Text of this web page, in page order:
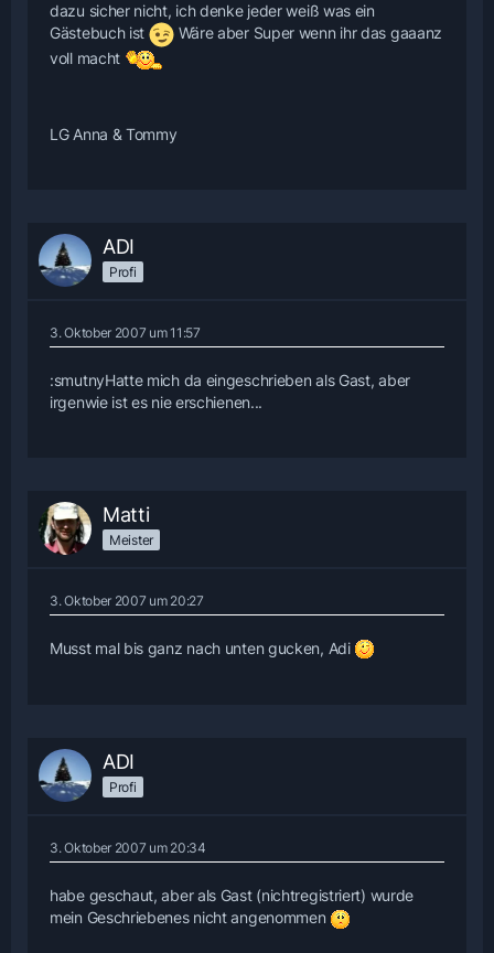
dazu sicher nicht, ich denke jeder weiß was ein
Gästebuch ist
Wäre aber Super wenn ihr das gaaanz
voll macht
LG Anna & Tommy
ADI
Profi
3. Oktober 2007 um 11:57
:smutnyHatte mich da eingeschrieben als Gast, aber
irgenwie ist es nie erschienen...
Matti
Meister
3. Oktober 2007 um 20:27
Musst mal bis ganz nach unten gucken, Adi
ADI
Profi
3. Oktober 2007 um 20:34
habe geschaut, aber als Gast (nichtregistriert) wurde
mein Geschriebenes nicht angenommen